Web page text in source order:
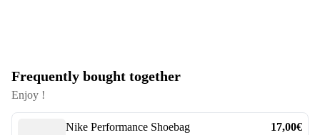
Frequently bought together
Enjoy !
Nike Performance Shoebag 17,00€